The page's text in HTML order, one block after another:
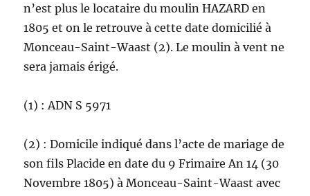
n’est plus le locataire du moulin HAZARD en
1805 et on le retrouve à cette date domicilié à
Monceau-Saint-Waast (2). Le moulin à vent ne
sera jamais érigé.
(1) : ADN S 5971
(2) : Domicile indiqué dans l’acte de mariage de
son fils Placide en date du 9 Frimaire An 14 (30
Novembre 1805) à Monceau-Saint-Waast avec